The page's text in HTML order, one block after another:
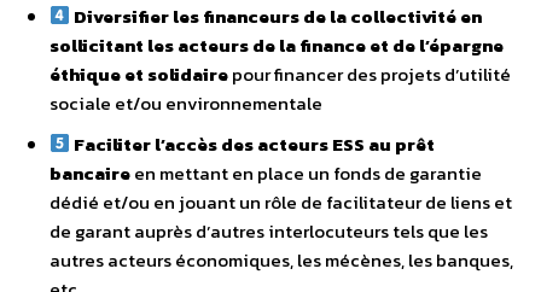
Diversifier les financeurs de la collectivité en
sollicitant les acteurs de la finance et de l’épargne
éthique et solidairepour financer des projets d’utilité
sociale et/ou environnementale
Faciliter l’accès des acteurs ESS au prêt
bancaireen mettant en place un fonds de garantie
dédié et/ou en jouant un rôle de facilitateur de liens et
de garant auprès d’autres interlocuteurs tels que les
autres acteurs économiques, les mécènes, les banques,